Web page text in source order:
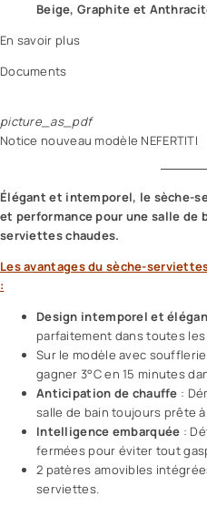
Beige, Graphite et
En savoir plus
Documents
picture_as_pdf
Notice nouveau modèle NEFERTITI
Élégant et intemporel, le
et performance pour une salle de
serviettes chaudes.
Les avantages du sèche-
:
Design intemporel et
parfaitement dans toutes
Sur le modèle avec
gagner 3°C en 15 minutes
Anticipation de chauffe :
salle de bain toujours prête
Intelligence embarquée :
fermées pour éviter tout
2 patères amovibles
serviettes.